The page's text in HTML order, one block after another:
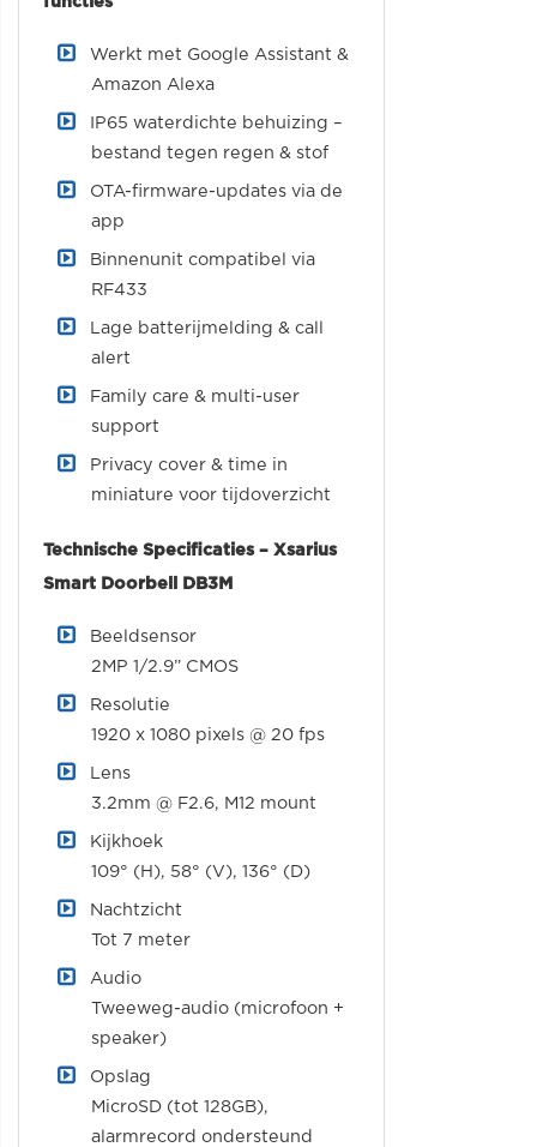
Werkt met Google Assistant &
Amazon Alexa
IP65 waterdichte behuizing –
bestand tegen regen & stof
OTA-firmware-updates via de
app
Binnenunit compatibel via
RF433
Lage batterijmelding & call
alert
Family care & multi-user
support
Privacy cover & time in
miniature voor tijdoverzicht
Technische Specificaties – Xsarius
Smart Doorbell DB3M
Beeldsensor
2MP 1/2.9” CMOS
Resolutie
1920 x 1080 pixels @ 20 fps
Lens
3.2mm @ F2.6, M12 mount
Kijkhoek
109° (H), 58° (V), 136° (D)
Nachtzicht
Tot 7 meter
Audio
Tweeweg-audio (microfoon +
speaker)
Opslag
MicroSD (tot 128GB),
alarmrecord ondersteund